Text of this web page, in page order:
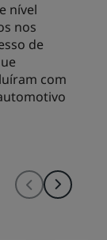
nível
nos
de
com